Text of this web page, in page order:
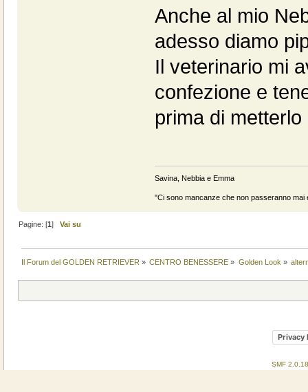
Anche al mio
adesso diamo
Il veterinario mi
confezione e
prima di metterlo
Savina, Nebbia e Emma
"Ci sono mancanze che non passeranno
Pagine: [1]Vai su
Il Forum del GOLDEN RETRIEVER » CENTRO BENESSERE » Golden Look »
Privacy
SMF 2.0.18